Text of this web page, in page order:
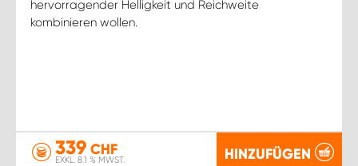
hervorragender Helligkeit und Reichweite
kombinieren wollen.
339 CHF
EXKL. 8.1 % MWST. HINZUFÜGEN